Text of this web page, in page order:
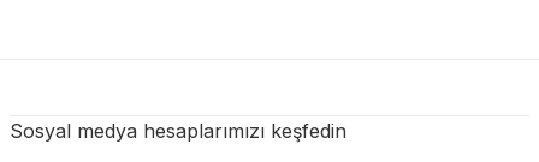
Sosyal medya hesaplarımızı keşfedin